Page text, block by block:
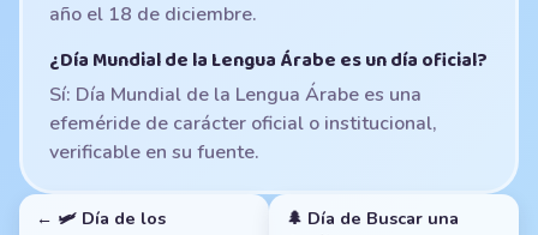
año el 18 de diciembre.
¿Día Mundial de la Lengua Árabe es un día oficial?
Sí: Día Mundial de la Lengua Árabe es una
efeméride de carácter oficial o institucional,
verificable en su fuente.
← 🛩️ Día de los
🌲 Día de Buscar una